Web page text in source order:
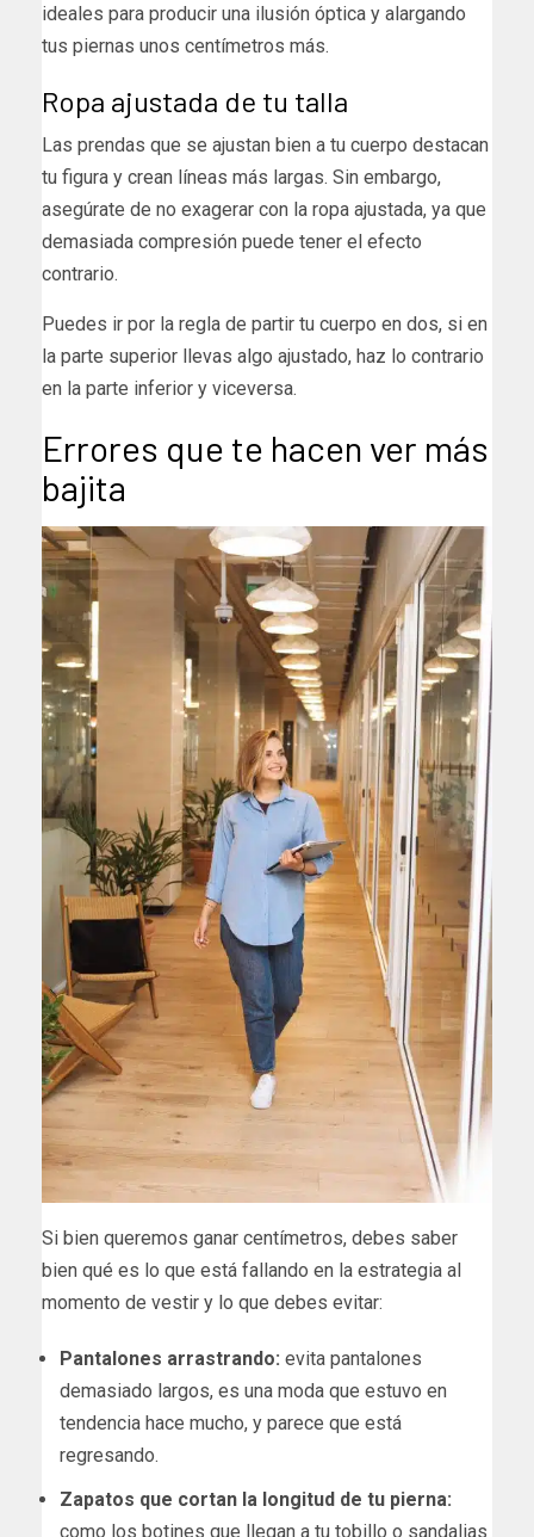
ideales para producir una ilusión óptica y alargando
tus piernas unos centímetros más.
Ropa ajustada de tu talla
Las prendas que se ajustan bien a tu cuerpo destacan
tu figura y crean líneas más largas. Sin embargo,
asegúrate de no exagerar con la ropa ajustada, ya que
demasiada compresión puede tener el efecto
contrario.
Puedes ir por la regla de partir tu cuerpo en dos, si en
la parte superior llevas algo ajustado, haz lo contrario
en la parte inferior y viceversa.
Errores que te hacen ver más
bajita
Si bien queremos ganar centímetros, debes saber
bien qué es lo que está fallando en la estrategia al
momento de vestir y lo que debes evitar:
Pantalones arrastrando: evita pantalones
demasiado largos, es una moda que estuvo en
tendencia hace mucho, y parece que está
regresando.
Zapatos que cortan la longitud de tu pierna:
como los botines que llegan a tu tobillo o sandalias